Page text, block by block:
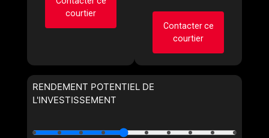
courtier
Prénom
et
Contacter ce
courtier
Demander des infos
Nom
RENDEMENT POTENTIEL DE
L'INVESTISSEMENT